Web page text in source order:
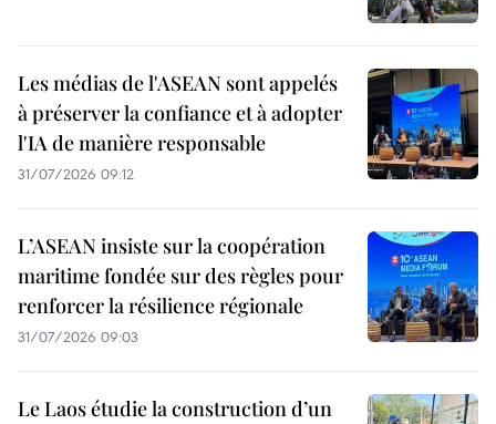
Les médias de l'ASEAN sont appelés
à préserver la confiance et à adopter
l'IA de manière responsable
31/07/2026 09:12
L’ASEAN insiste sur la coopération
maritime fondée sur des règles pour
renforcer la résilience régionale
31/07/2026 09:03
Le Laos étudie la construction d’un